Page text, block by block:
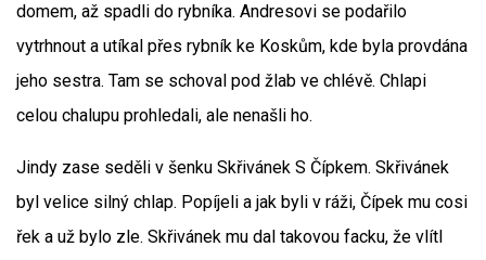
domem, až spadli do rybníka. Andresovi se podařilo
vytrhnout a utíkal přes rybník ke Koskům, kde byla provdána
jeho sestra. Tam se schoval pod žlab ve chlévě. Chlapi
celou chalupu prohledali, ale nenašli ho.
Jindy zase seděli v šenku Skřivánek S Čípkem. Skřivánek
byl velice silný chlap. Popíjeli a jak byli v ráži, Čípek mu cosi
řek a už bylo zle. Skřivánek mu dal takovou facku, že vlítl